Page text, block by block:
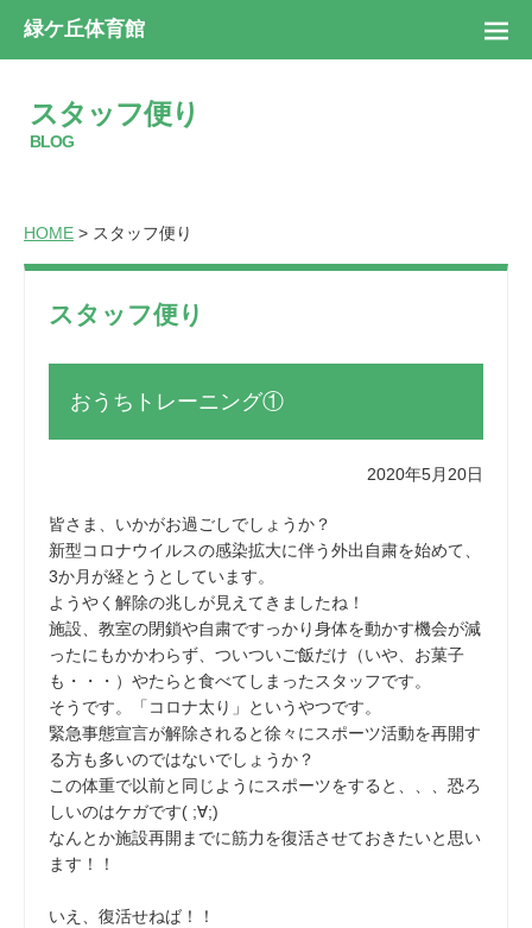
緑ケ丘体育館
スタッフ便り
BLOG
HOME > スタッフ便り
スタッフ便り
おうちトレーニング①
2020年5月20日
皆さま、いかがお過ごしでしょうか？
新型コロナウイルスの感染拡大に伴う外出自粛を始めて、
3か月が経とうとしています。
ようやく解除の兆しが見えてきましたね！
施設、教室の閉鎖や自粛ですっかり身体を動かす機会が減
ったにもかかわらず、ついついご飯だけ（いや、お菓子
も・・・）やたらと食べてしまったスタッフです。
そうです。「コロナ太り」というやつです。
緊急事態宣言が解除されると徐々にスポーツ活動を再開す
る方も多いのではないでしょうか？
この体重で以前と同じようにスポーツをすると、、、恐ろ
しいのはケガです( ;∀;)
なんとか施設再開までに筋力を復活させておきたいと思い
ます！！
いえ、復活せねば！！